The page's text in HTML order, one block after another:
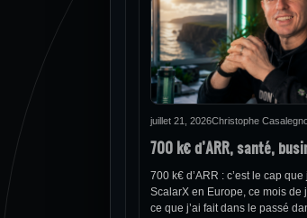
juillet 21, 2026Christophe
700 k€ d’ARR, santé,
700 k€ d’ARR : c’est le cap
ScalarX en Europe, ce mois de
ce que j’ai fait dans le passé